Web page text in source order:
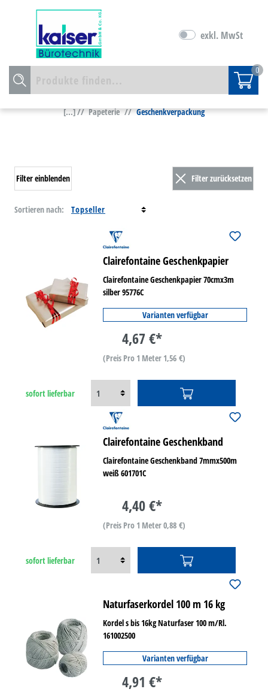
exkl. MwSt
0
[...] //Papeterie // Geschenkverpackung
Filter einblenden Filter zurücksetzen
Sortieren nach:
Clairefontaine Geschenkpapier
Clairefontaine Geschenkpapier 70cmx3m
silber 95776C
Varianten verfügbar
4,67 €*
(Preis Pro 1 Meter 1,56 €)
sofort lieferbar
Clairefontaine Geschenkband
Clairefontaine Geschenkband 7mmx500m
weiß 601701C
4,40 €*
(Preis Pro 1 Meter 0,88 €)
sofort lieferbar
Naturfaserkordel 100 m 16 kg
Kordel s bis 16kg Naturfaser 100 m/Rl.
161002500
Varianten verfügbar
4,91 €*